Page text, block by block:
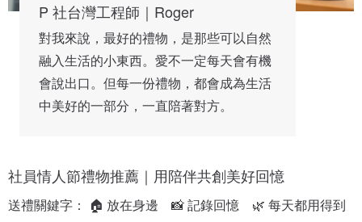
P 社台灣工程師｜Roger
對我來說，最好的禮物，是那些可以自然
融入生活的小東西。愛不一定每天會有機
會說出口。但每一份禮物，都會成為生活
中美好的一部分，一直陪著對方。
社員情人節禮物推薦｜用陪伴共創美好回憶
送禮關鍵字： 🏠 放在身邊　📸 記錄回憶　🌿 每天都用得到